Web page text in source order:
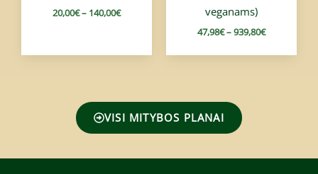
20,00€– 140,00€
veganams)
47,98€–939,80€
VISI MITYBOS PLANAI